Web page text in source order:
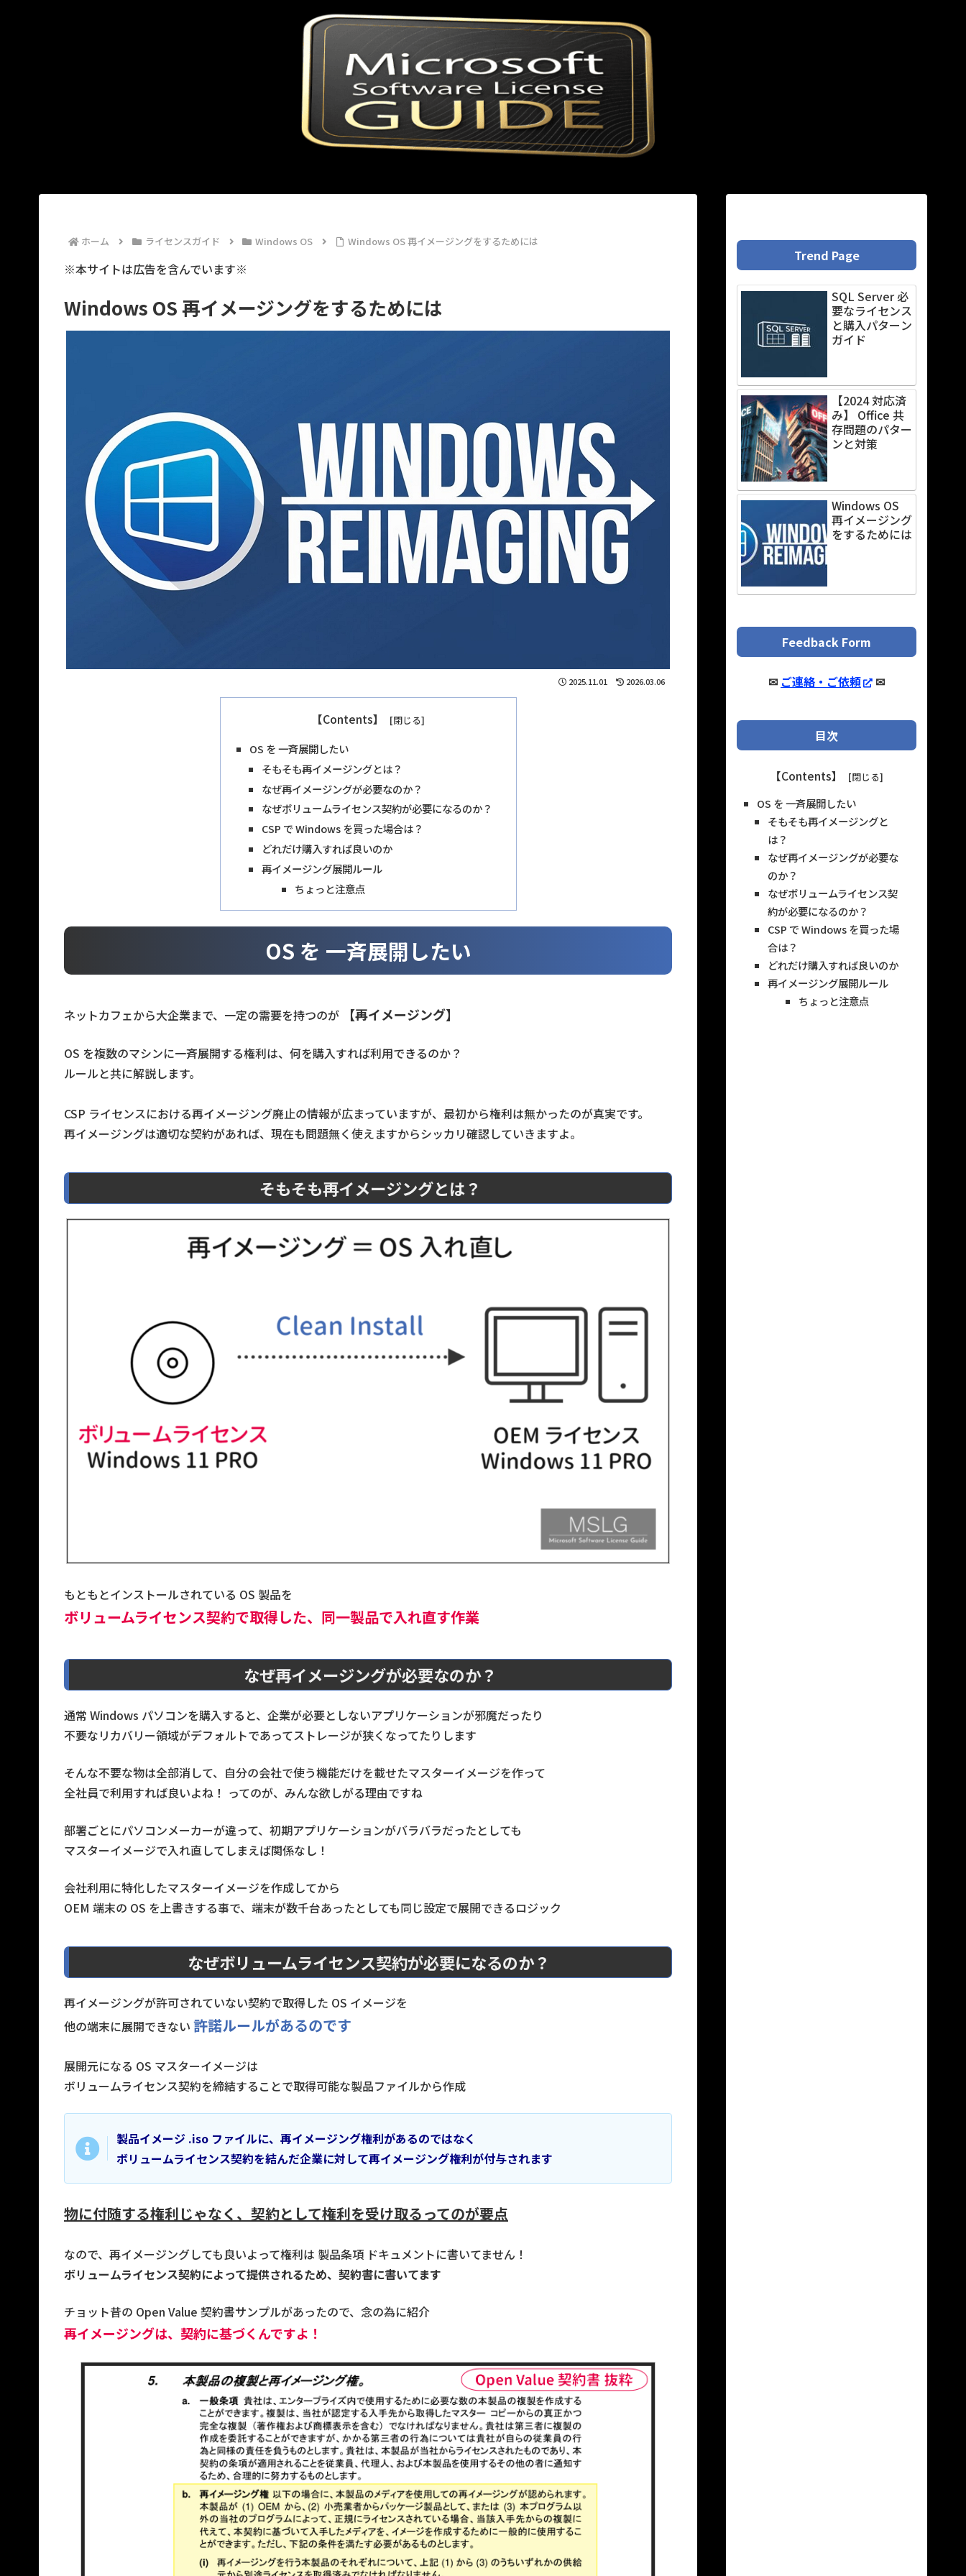
ホーム ライセンスガイド Windows OS Windows OS 再イメージングをするためには
※本サイトは広告を含んでいます※
Windows OS 再イメージングをするためには
2025.11.01 2026.03.06
【Contents】
OS を 一斉展開したい
そもそも再イメージングとは？
なぜ再イメージングが必要なのか？
なぜボリュームライセンス契約が必要になるのか？
CSP で Windows を買った場合は？
どれだけ購入すれば良いのか
再イメージング展開ルール
ちょっと注意点
OS を 一斉展開したい
ネットカフェから大企業まで、一定の需要を持つのが 【再イメージング】
OS を複数のマシンに一斉展開する権利は、何を購入すれば利用できるのか？
ルールと共に解説します。
CSP ライセンスにおける再イメージング廃止の情報が広まっていますが、最初から権利は無かったのが真実です。
再イメージングは適切な契約があれば、現在も問題無く使えますからシッカリ確認していきますよ。
そもそも再イメージングとは？
もともとインストールされている OS 製品を
ボリュームライセンス契約で取得した、同一製品で入れ直す作業
なぜ再イメージングが必要なのか？
通常 Windows パソコンを購入すると、企業が必要としないアプリケーションが邪魔だったり
不要なリカバリー領域がデフォルトであってストレージが狭くなってたりします
そんな不要な物は全部消して、自分の会社で使う機能だけを載せたマスターイメージを作って
全社員で利用すれば良いよね！ ってのが、みんな欲しがる理由ですね
部署ごとにパソコンメーカーが違って、初期アプリケーションがバラバラだったとしても
マスターイメージで入れ直してしまえば関係なし！
会社利用に特化したマスターイメージを作成してから
OEM 端末の OS を上書きする事で、端末が数千台あったとしても同じ設定で展開できるロジック
なぜボリュームライセンス契約が必要になるのか？
再イメージングが許可されていない契約で取得した OS イメージを
他の端末に展開できない 許諾ルールがあるのです
展開元になる OS マスターイメージは
ボリュームライセンス契約を締結することで取得可能な製品ファイルから作成
製品イメージ .iso ファイルに、再イメージング権利があるのではなく
ボリュームライセンス契約を結んだ企業に対して再イメージング権利が付与されます
物に付随する権利じゃなく、契約として権利を受け取るってのが要点
なので、再イメージングしても良いよって権利は 製品条項 ドキュメントに書いてません！
ボリュームライセンス契約によって提供されるため、契約書に書いてます
チョット昔の Open Value 契約書サンプルがあったので、念の為に紹介
再イメージングは、契約に基づくんですよ！
Trend Page
SQL Server 必
要なライセンス
と購入パターン
ガイド
【2024 対応済
み】 Office 共
存問題のパター
ンと対策
Windows OS
再イメージング
をするためには
Feedback Form
✉ ご連絡・ご依頼 ✉
目次
【Contents】
OS を 一斉展開したい
そもそも再イメージングと
は？
なぜ再イメージングが必要な
のか？
なぜボリュームライセンス契
約が必要になるのか？
CSP で Windows を買った場
合は？
どれだけ購入すれば良いのか
再イメージング展開ルール
ちょっと注意点